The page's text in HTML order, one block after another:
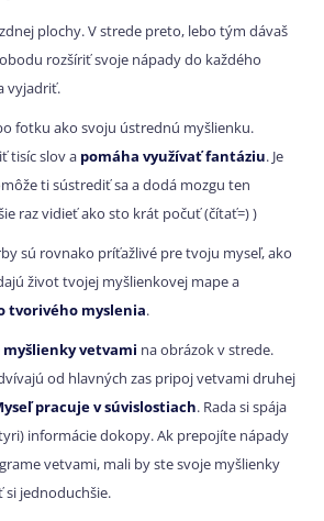
plochy. V strede preto, lebo tým dávaš
rozšíriť svoje nápady do každého
vyjadriť.
fotku ako svoju ústrednú myšlienku.
tisíc slov a pomáha využívať fantáziu. Je
ti sústrediť sa a dodá mozgu ten
raz vidieť ako sto krát počuť (čítať=) )
sú rovnako príťažlivé pre tvoju myseľ, ako
život tvojej myšlienkovej mape a
tvorivého myslenia.
myšlienky vetvami na obrázok v strede.
od hlavných zas pripoj vetvami druhej
pracuje v súvislostiach. Rada si spája
informácie dokopy. Ak prepojíte nápady
vetvami, mali by ste svoje myšlienky
jednoduchšie.